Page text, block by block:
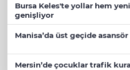
Bursa Keles'te yollar hem
genişliyor
Manisa’da üst geçide asansör
Mersin’de çocuklar trafik